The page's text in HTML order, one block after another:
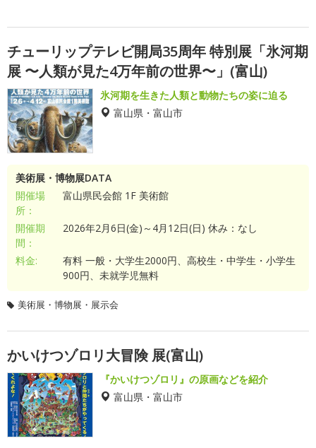
チューリップテレビ開局35周年 特別展「氷河期
展 〜人類が見た4万年前の世界〜」(富山)
氷河期を生きた人類と動物たちの姿に迫る
富山県・富山市
美術展・博物展DATA
開催場
所：
富山県民会館 1F 美術館
開催期
間：
2026年2月6日(金)～4月12日(日) 休み：なし
料金:
有料 一般・大学生2000円、高校生・中学生・小学生
900円、未就学児無料
美術展・博物展・展示会
かいけつゾロリ大冒険 展(富山)
『かいけつゾロリ』の原画などを紹介
富山県・富山市